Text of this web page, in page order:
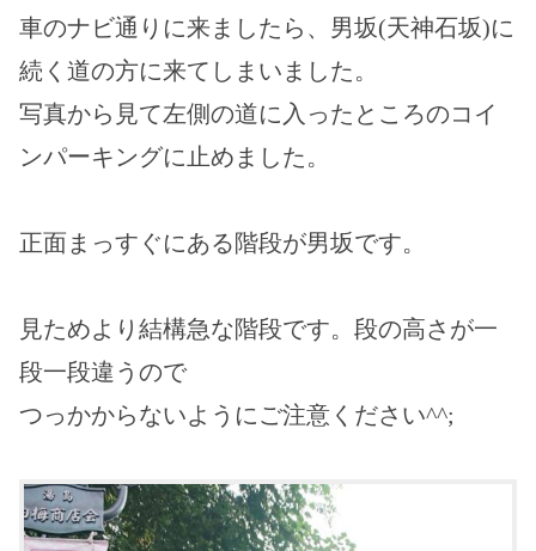
車のナビ通りに来ましたら、男坂(天神石坂)に
続く道の方に来てしまいました。
写真から見て左側の道に入ったところのコイ
ンパーキングに止めました。
正面まっすぐにある階段が男坂です。
見ためより結構急な階段です。段の高さが一
段一段違うので
つっかからないようにご注意ください^^;